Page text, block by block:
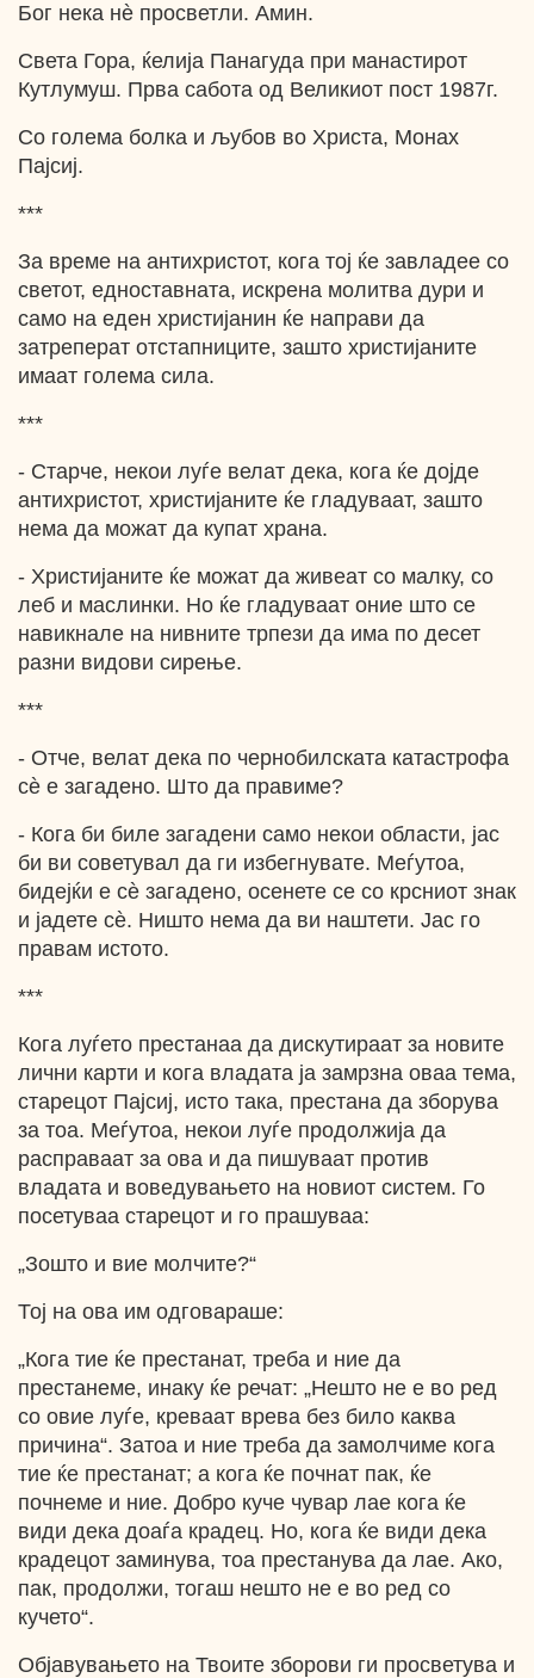
Бог нека нѐ просветли. Амин.
Света Гора, ќелија Панагуда при манастирот
Кутлумуш. Прва сабота од Великиот пост 1987г.
Со голема болка и љубов во Христа, Монах
Пајсиј.
***
За време на антихристот, кога тој ќе завладее со
светот, едноставната, искрена молитва дури и
само на еден христијанин ќе направи да
затреперат отстапниците, зашто христијаните
имаат голема сила.
***
- Старче, некои луѓе велат дека, кога ќе дојде
антихристот, христијаните ќе гладуваат, зашто
нема да можат да купат храна.
- Христијаните ќе можат да живеат со малку, со
леб и маслинки. Но ќе гладуваат оние што се
навикнале на нивните трпези да има по десет
разни видови сирење.
***
- Отче, велат дека по чернобилската катастрофа
сѐ е загадено. Што да правиме?
- Кога би биле загадени само некои области, јас
би ви советувал да ги избегнувате. Меѓутоа,
бидејќи е сѐ загадено, осенете се со крсниот знак
и јадете сѐ. Ништо нема да ви наштети. Јас го
правам истото.
***
Кога луѓето престанаа да дискутираат за новите
лични карти и кога владата ја замрзна оваа тема,
старецот Пајсиј, исто така, престана да зборува
за тоа. Меѓутоа, некои луѓе продолжија да
расправаат за ова и да пишуваат против
владата и воведувањето на новиот систем. Го
посетуваа старецот и го прашуваа:
„Зошто и вие молчите?“
Тој на ова им одговараше:
„Кога тие ќе престанат, треба и ние да
престанеме, инаку ќе речат: „Нешто не е во ред
со овие луѓе, креваат врева без било каква
причина“. Затоа и ние треба да замолчиме кога
тие ќе престанат; а кога ќе почнат пак, ќе
почнеме и ние. Добро куче чувар лае кога ќе
види дека доаѓа крадец. Но, кога ќе види дека
крадецот заминува, тоа престанува да лае. Ако,
пак, продолжи, тогаш нешто не е во ред со
кучето“.
Објавувањето на Твоите зборови ги просветува и